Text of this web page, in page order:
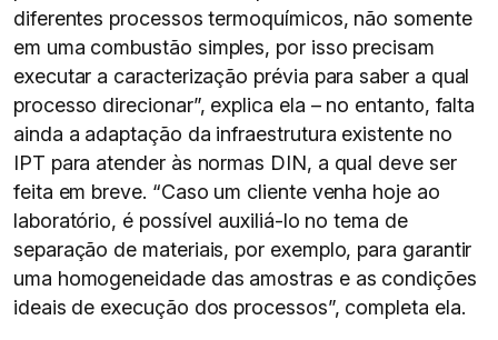
diferentes processos termoquímicos, não somente
em uma combustão simples, por isso precisam
executar a caracterização prévia para saber a qual
processo direcionar”, explica ela – no entanto, falta
ainda a adaptação da infraestrutura existente no
IPT para atender às normas DIN, a qual deve ser
feita em breve. “Caso um cliente venha hoje ao
laboratório, é possível auxiliá-lo no tema de
separação de materiais, por exemplo, para garantir
uma homogeneidade das amostras e as condições
ideais de execução dos processos”, completa ela.